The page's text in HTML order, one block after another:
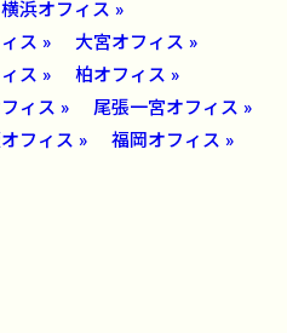
横浜オフィス »
ス »
大宮オフィス »
ス »
柏オフィス »
ィス »
尾張一宮オフィス »
フィス » 福岡オフィス »